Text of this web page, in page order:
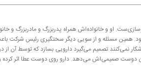
او و خانواده‌اش همراه پدربزرگ و مادربزرگ و
همین مسئله و از سویی دیگر سختگیری رئیس شركت
نمی‌كنند تصمیم می‌گیرد دارویی بسازد كه توسط آن از
صمیمی‌اش می‌دهد. دارو روی دوست عطا اثر كرده و او